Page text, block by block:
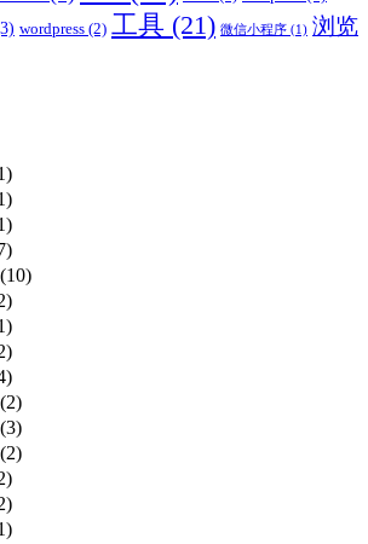
wordpress (2) 工具 (21) 微信小程序 (1) 浏览
(10)
(2)
(3)
(2)